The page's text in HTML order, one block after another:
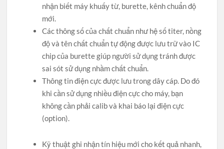
nhận biết máy khuấy từ, burette, kênh chuẩn độ
mới.
Các thông số của chất chuẩn như hệ số titer, nồng
độ và tên chất chuẩn tự động được lưu trữ vào IC
chip của burette giúp người sử dụng tránh được
sai sót sử dụng nhầm chất chuẩn.
Thông tin điện cực được lưu trong dây cáp. Do đó
khi cần sử dụng nhiều điện cực cho máy, bạn
không cần phải calib và khai báo lại điện cực
(option).
Kỹ thuật ghi nhận tín hiệu mới cho kết quả nhanh,